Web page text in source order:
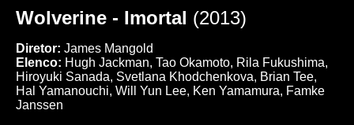
Wolverine - Imortal (2013)
Diretor: James Mangold
Elenco: Hugh Jackman, Tao Okamoto, Rila Fukushima,
Hiroyuki Sanada, Svetlana Khodchenkova, Brian Tee,
Hal Yamanouchi, Will Yun Lee, Ken Yamamura, Famke
Janssen